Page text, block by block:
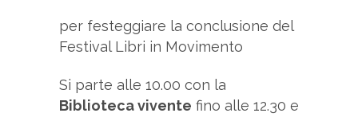
per festeggiare la conclusione del
Festival Libri in Movimento
Si parte alle 10.00 con la
Biblioteca vivente fino alle 12.30 e